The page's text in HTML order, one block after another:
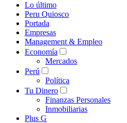
Lo último
Peru Quiosco
Portada
Empresas
Management & Empleo
Economía
Mercados
Perú
Política
Tu Dinero
Finanzas Personales
Inmobiliarias
Plus G